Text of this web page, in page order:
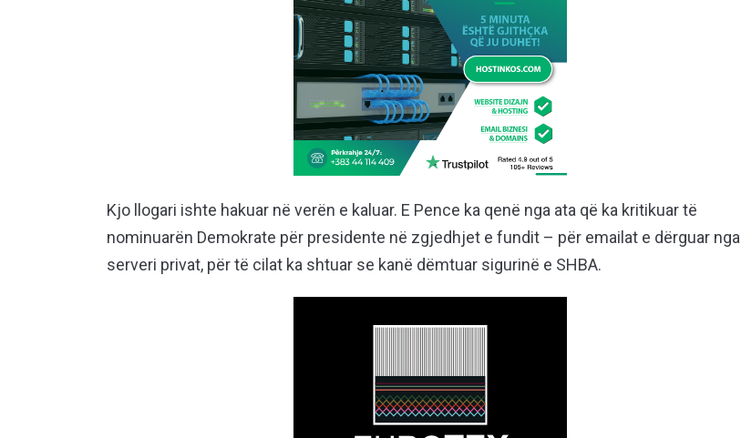
Kjo llogari ishte hakuar në verën e kaluar. E Pence ka qenë nga ata që ka kritikuar të
nominuarën Demokrate për presidente në zgjedhjet e fundit – për emailat e dërguar nga
serveri privat, për të cilat ka shtuar se kanë dëmtuar sigurinë e SHBA.